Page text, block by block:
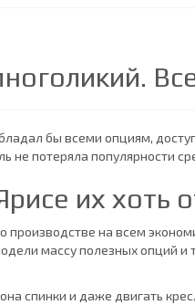
бы всеми опциям,
потеряла популярности
их хоть
на всем
массу полезных опций
спинки и даже двигать